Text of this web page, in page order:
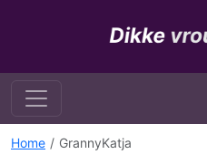
Home GrannyKatja